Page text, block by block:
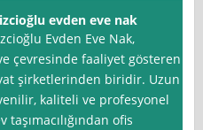
evden eve nak
Evden Eve Nak,
çevresinde faaliyet gösteren
şirketlerinden biridir. Uzun
kaliteli ve profesyonel
ofis